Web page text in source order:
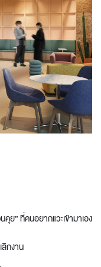
ย” ที่คนอยากแวะเข้ามาเอง
กงาน